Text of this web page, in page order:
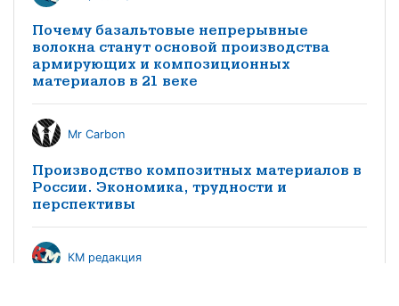
Почему базальтовые непрерывные
волокна станут основой производства
армирующих и композиционных
материалов в 21 веке
Mr Carbon
Производство композитных материалов в
России. Экономика, трудности и
перспективы
КМ редакция